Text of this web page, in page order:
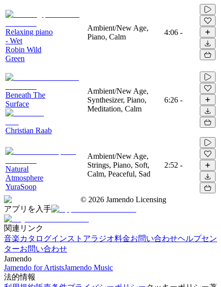
Relaxing piano
- Wet
Robin Wild
Green
Ambient/New Age,
Piano, Calm
4:06 -
Beneath The
Surface
Christian Raab
Ambient/New Age,
Synthesizer, Piano,
Meditation, Calm
6:26 -
Natural
Atmosphere
YuraSoop
Ambient/New Age,
Strings, Piano, Soft,
Calm, Peaceful, Sad
2:52 -
© 2026 Jamendo Licensing
アプリを入手
関連リンク
音楽カタログインストアラジオ料金お問い合わせヘルプセン
ターお問い合わせ
Jamendo
Jamendo for ArtistsJamendo Music
法的情報